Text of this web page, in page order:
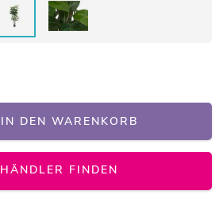
IN DEN WARENKORB
HÄNDLER FINDEN